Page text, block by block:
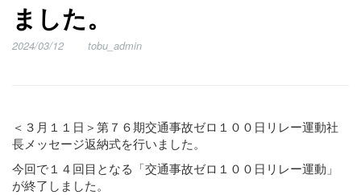
ました。
2024/03/12 tobu_admin
＜３月１１日＞第７６期交通事故ゼロ１００日リレー運動社
長メッセージ返納式を行いました。
今回で１４回目となる「交通事故ゼロ１００日リレー運動」
が終了しました。